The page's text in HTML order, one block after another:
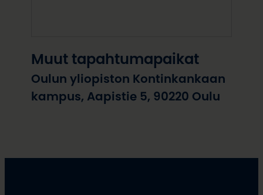
Muut tapahtumapaikat
Oulun yliopiston Kontinkankaan
kampus, Aapistie 5, 90220 Oulu